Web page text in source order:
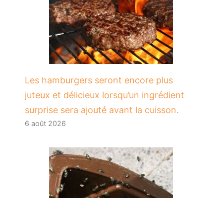
Les hamburgers seront encore plus
juteux et délicieux lorsqu’un ingrédient
surprise sera ajouté avant la cuisson.
6 août 2026